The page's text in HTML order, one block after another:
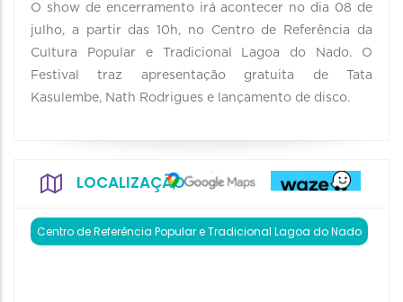
O show de encerramento irá acontecer no dia 08 de
julho, a partir das 10h, no Centro de Referência da
Cultura Popular e Tradicional Lagoa do Nado. O
Festival traz apresentação gratuita de Tata
Kasulembe, Nath Rodrigues e lançamento de disco.
LOCALIZAÇÃO
Centro de Referência Popular e Tradicional Lagoa do Nado